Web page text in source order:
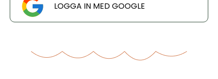
LOGGA IN MED GOOGLE